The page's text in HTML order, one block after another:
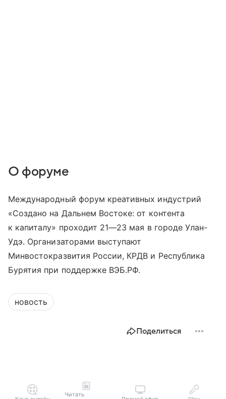
О форуме
Международный форум креативных индустрий
«Создано на Дальнем Востоке: от контента
к капиталу» проходит 21—23 мая в городе Улан-
Удэ. Организаторами выступают
Минвостокразвития России, КРДВ и Республика
Бурятия при поддержке ВЭБ.РФ.
новость
Поделиться
Читать